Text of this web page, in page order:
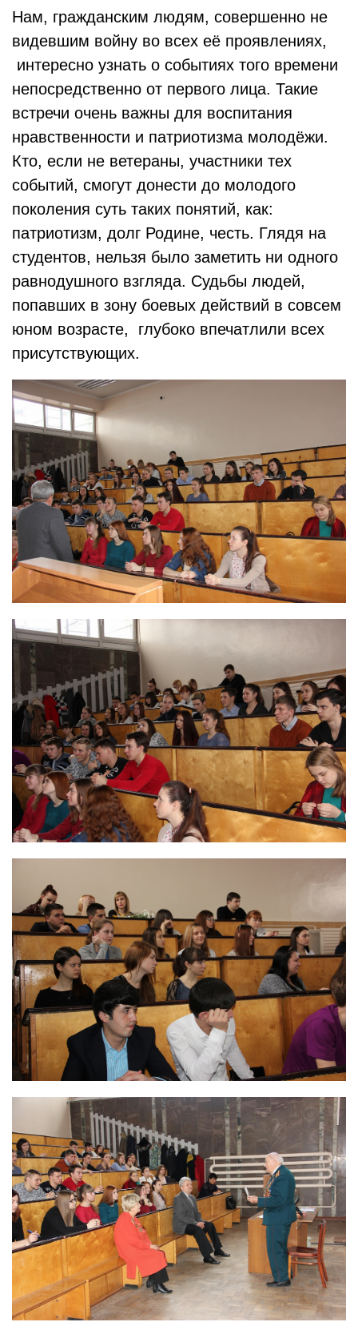
Нам, гражданским людям, совершенно не
видевшим войну во всех её проявлениях,
интересно узнать о событиях того времени
непосредственно от первого лица. Такие
встречи очень важны для воспитания
нравственности и патриотизма молодёжи.
Кто, если не ветераны, участники тех
событий, смогут донести до молодого
поколения суть таких понятий, как:
патриотизм, долг Родине, честь. Глядя на
студентов, нельзя было заметить ни одного
равнодушного взгляда. Судьбы людей,
попавших в зону боевых действий в совсем
юном возрасте, глубоко впечатлили всех
присутствующих.